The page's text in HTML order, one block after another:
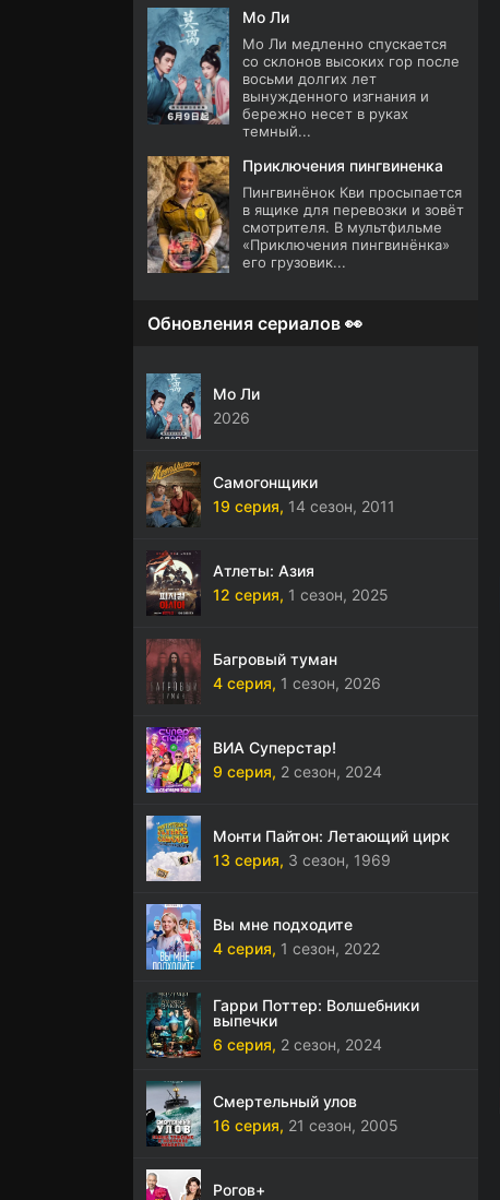
Мо Ли
Мо Ли медленно спускается
со склонов высоких гор после
восьми долгих лет
вынужденного изгнания и
бережно несет в руках
темный...
Приключения пингвиненка
Пингвинёнок Кви просыпается
в ящике для перевозки и зовёт
смотрителя. В мультфильме
«Приключения пингвинёнка»
его грузовик...
Обновления сериалов 👀
Мо Ли
2026
Самогонщики
19 серия, 14 сезон, 2011
Атлеты: Азия
12 серия, 1 сезон, 2025
Багровый туман
4 серия, 1 сезон, 2026
ВИА Суперстар!
9 серия, 2 сезон, 2024
Монти Пайтон: Летающий цирк
13 серия, 3 сезон, 1969
Вы мне подходите
4 серия, 1 сезон, 2022
Гарри Поттер: Волшебники
выпечки
6 серия, 2 сезон, 2024
Смертельный улов
16 серия, 21 сезон, 2005
Рогов+